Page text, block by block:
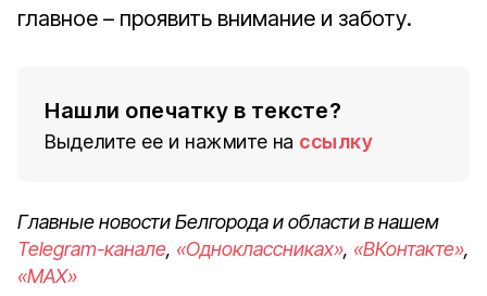
главное – проявить внимание и заботу.
Нашли опечатку в тексте?
Выделите ее и нажмите на ссылку
Главные новости Белгорода и области в нашем
Telegram-канале, «Одноклассниках», «ВКонтакте»,
«MAX»